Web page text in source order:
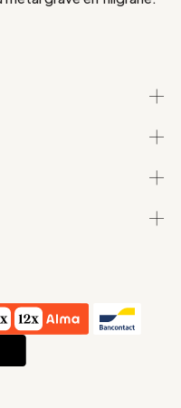
déco, comme chinés